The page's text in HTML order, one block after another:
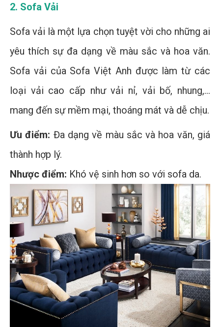
2. Sofa Vải
Sofa vải là một lựa chọn tuyệt vời cho những ai
yêu thích sự đa dạng về màu sắc và hoa văn.
Sofa vải của Sofa Việt Anh được làm từ các
loại vải cao cấp như vải nỉ, vải bố, nhung,...
mang đến sự mềm mại, thoáng mát và dễ chịu.
Ưu điểm: Đa dạng về màu sắc và hoa văn, giá
thành hợp lý.
Nhược điểm: Khó vệ sinh hơn so với sofa da.